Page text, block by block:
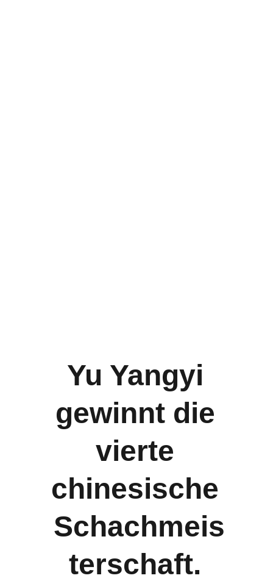
Yu Yangyi
gewinnt die
vierte
chinesische
Schachmeis
terschaft.